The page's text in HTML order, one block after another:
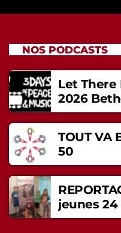
NOS PODCASTS
Let There
2026
TOUT VA
50
jeunes 24